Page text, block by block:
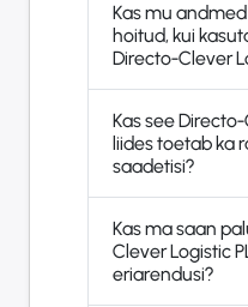
Kas mu
hoitud, kui
Directo-Clever
Kas see
liides toetab ka
saadetisi?
Kas ma saan
Clever Logistic
eriarendusi?